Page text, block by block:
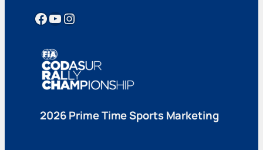
Facebook YouTube Instagram
2026 Prime Time Sports Marketing